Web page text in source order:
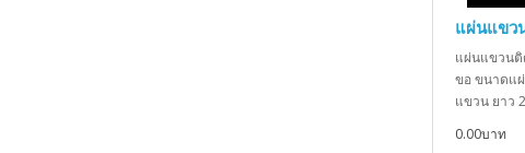
แผ่นแขว
แผ่นแขวนติ
ขอ ขนาดแ
แขวน ยาว
0.00บาท